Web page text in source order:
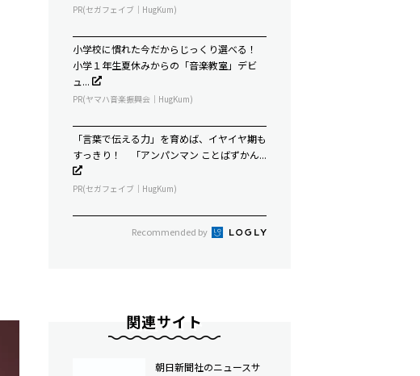
PR(セガフェイブ｜HugKum)
小学校に慣れた今だからじっくり選べる！
小学１年生夏休みからの「音楽教室」デビ
ュ...
PR(ヤマハ音楽振興会｜HugKum)
「言葉で伝える力」を育めば、イヤイヤ期も
すっきり！ 「アンパンマン ことばずかん...
PR(セガフェイブ｜HugKum)
Recommended by
関連サイト
朝日新聞社のニュースサ